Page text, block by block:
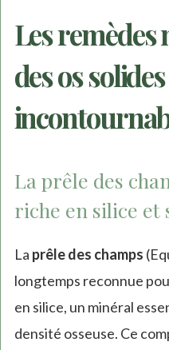
Les
des os
La prêle des
riche en silice et
La prêle des champs
longtemps reconnue
en silice, un minéral
densité osseuse. Ce